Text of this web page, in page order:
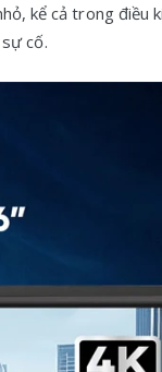
kể cả trong điều
cố.